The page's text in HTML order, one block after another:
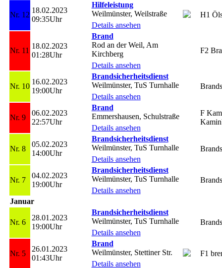
Nr. 12
18.02.2023
09:35Uhr
Hilfeleistung
Weilmünster, Weilstraße
Details ansehen
H1
Nr. 11
18.02.2023
01:28Uhr
Brand
Rod an der Weil, Am
Kirchberg
Details ansehen
F2
Nr. 10
16.02.2023
19:00Uhr
Brandsicherheitsdienst
Weilmünster, TuS Turnhalle
Details ansehen
Nr. 9
06.02.2023
22:57Uhr
Brand
Emmershausen, Schulstraße
Details ansehen
F
Nr. 8
05.02.2023
14:00Uhr
Brandsicherheitsdienst
Weilmünster, TuS Turnhalle
Details ansehen
Nr. 7
04.02.2023
19:00Uhr
Brandsicherheitsdienst
Weilmünster, TuS Turnhalle
Details ansehen
Januar
Nr. 6
28.01.2023
19:00Uhr
Brandsicherheitsdienst
Weilmünster, TuS Turnhalle
Details ansehen
Nr. 5
26.01.2023
01:43Uhr
Brand
Weilmünster, Stettiner Str.
Details ansehen
F1